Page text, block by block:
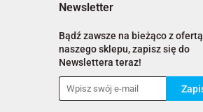
Newsletter
Bądź zawsze na bieżąco z ofertą
naszego sklepu, zapisz się do
Newslettera teraz!